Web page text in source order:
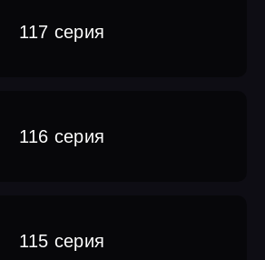
117 серия
116 серия
115 серия